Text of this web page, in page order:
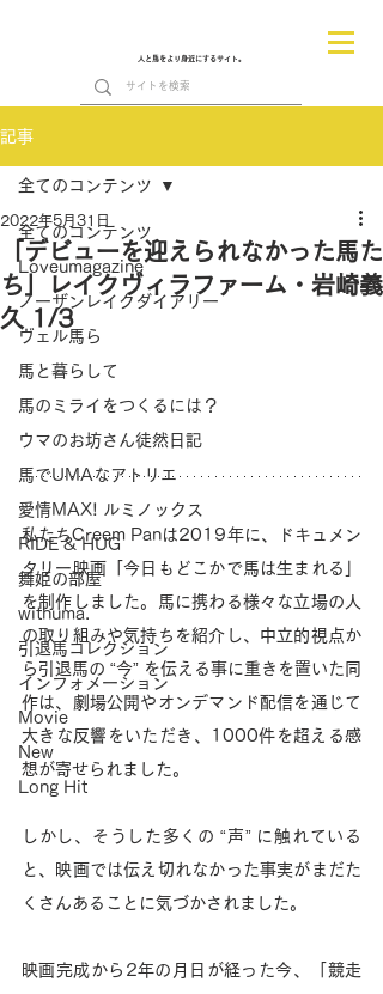
人と馬をより身近にするサイト。
記事
全てのコンテンツ
Loveumagazine
ノーザンレイクダイアリー
ヴェル馬ら
馬と暮らして
馬のミライをつくるには？
ウマのお坊さん徒然日記
馬でUMAなアトリエ
愛情MAX! ルミノックス
RIDE & HUG
舞姫の部屋
withuma.
引退馬コレクション
インフォメーション
Movie
New
Long Hit
全てのコンテンツ
「デビューを迎えられなかった馬た
ち」レイクヴィラファーム・岩崎義
久 1/3
2022年5月31日
私たちCreem Panは2019年に、ドキュメン
タリー映画「今日もどこかで馬は生まれる」
を制作しました。馬に携わる様々な立場の人
の取り組みや気持ちを紹介し、中立的視点か
ら引退馬の “今” を伝える事に重きを置いた同
作は、劇場公開やオンデマンド配信を通じて
大きな反響をいただき、1000件を超える感
想が寄せられました。
しかし、そうした多くの “声” に触れている
と、映画では伝え切れなかった事実がまだた
くさんあることに気づかされました。
映画完成から2年の月日が経った今、「競走